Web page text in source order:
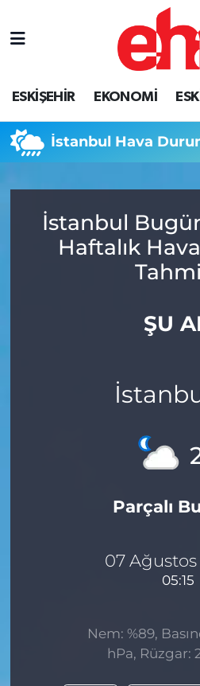
ESKİŞEHİR EKONOMİ
İstanbul Hava
İstanbul
Haftalık
ŞU
Parçalı
07
05:15
Nem: %89,
hPa, Rüzgar: